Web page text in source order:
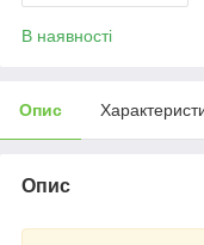
В наявності
Опис
Опис